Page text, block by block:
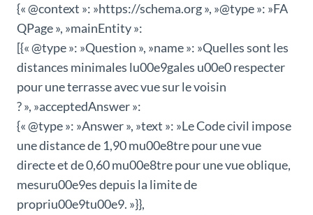
{« @context »: »https://schema.org », »@type »: »FA
QPage », »mainEntity »:
[{« @type »: »Question », »name »: »Quelles sont les
distances minimales lu00e9gales u00e0 respecter
pour une terrasse avec vue sur le voisin
? », »acceptedAnswer »:
{« @type »: »Answer », »text »: »Le Code civil impose
une distance de 1,90 mu00e8tre pour une vue
directe et de 0,60 mu00e8tre pour une vue oblique,
mesuru00e9es depuis la limite de
propriu00e9tu00e9. »}},